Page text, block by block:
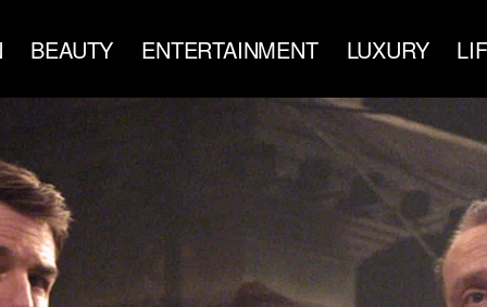
BEAUTY ENTERTAINMENT LUXURY